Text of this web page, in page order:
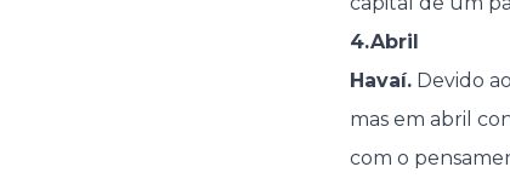
4.Abril
Havaí. Devido
mas em abril
com o